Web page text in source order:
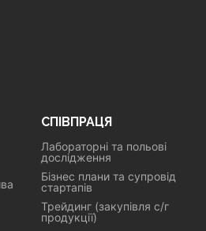
СПІВПРАЦЯ
Лабораторні та польові
дослідження
Бізнес плани та супровід
стартапів
Трейдинг (закупівля с/г
продукції)